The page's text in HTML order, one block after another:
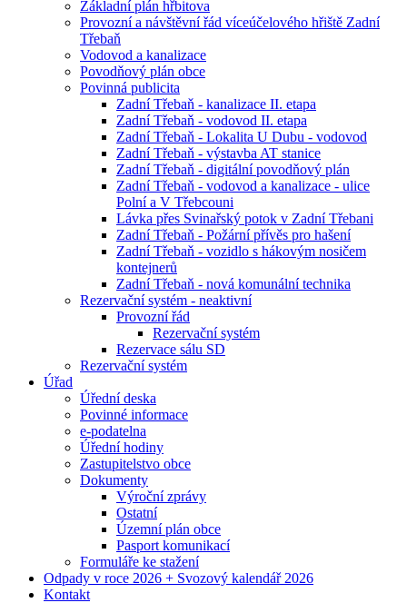
Základní plán hřbitova
Provozní a návštěvní řád víceúčelového hřiště Zadní
Třebaň
Vodovod a kanalizace
Povodňový plán obce
Povinná publicita
Zadní Třebaň - kanalizace II. etapa
Zadní Třebaň - vodovod II. etapa
Zadní Třebaň - Lokalita U Dubu - vodovod
Zadní Třebaň - výstavba AT stanice
Zadní Třebaň - digitální povodňový plán
Zadní Třebaň - vodovod a kanalizace - ulice
Polní a V Třebcouni
Lávka přes Svinařský potok v Zadní Třebani
Zadní Třebaň - Požární přívěs pro hašení
Zadní Třebaň - vozidlo s hákovým nosičem
kontejnerů
Zadní Třebaň - nová komunální technika
Rezervační systém - neaktivní
Provozní řád
Rezervační systém
Rezervace sálu SD
Rezervační systém
Úřad
Úřední deska
Povinné informace
e-podatelna
Úřední hodiny
Zastupitelstvo obce
Dokumenty
Výroční zprávy
Ostatní
Územní plán obce
Pasport komunikací
Formuláře ke stažení
Odpady v roce 2026 + Svozový kalendář 2026
Kontakt